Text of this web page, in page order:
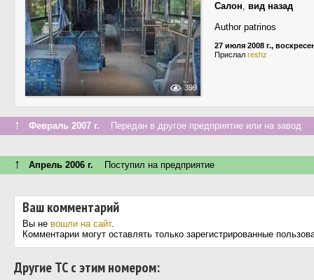
399
Салон, вид назад
Author patrinos
27 июля 2008 г.,
Прислал reshz
↑ Февраль 2007 г. Передан в другое предприятие или на завод
↑ Апрель 2006 г. Поступил на предприятие
Ваш комментарий
Вы не вошли на сайт.
Комментарии могут оставлять только зарегистрированные
Другие ТС с этим номером: